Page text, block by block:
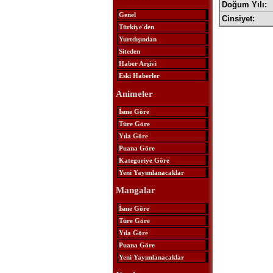
Genel
Türkiye'den
Yurtdışından
Siteden
Haber Arşivi
Eski Haberler
Animeler
İsme Göre
Türe Göre
Yıla Göre
Puana Göre
Kategoriye Göre
Yeni Yayımlanacaklar
Mangalar
İsme Göre
Türe Göre
Yıla Göre
Puana Göre
Yeni Yayımlanacaklar
Doğum Yılı:
Cinsiyet: